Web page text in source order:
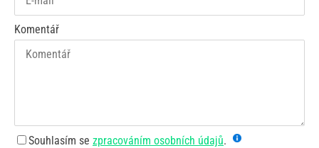
Komentář
Souhlasím se zpracováním osobních údajů.